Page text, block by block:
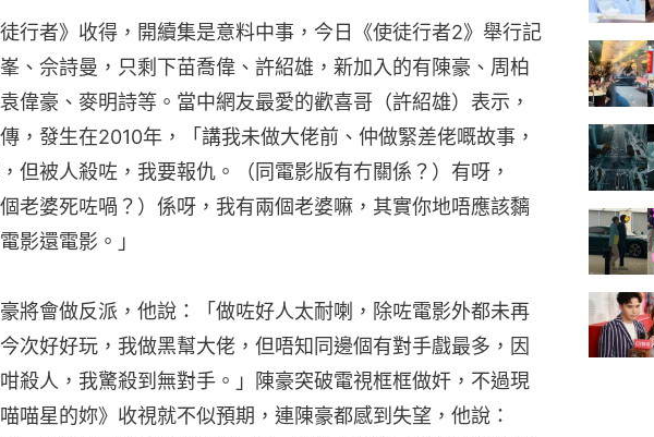
行者》收得，開續集是意料中事，今日《使徒行者2》舉行記
、佘詩曼，只剩下苗喬偉、許紹雄，新加入的有陳豪、周柏
偉豪、麥明詩等。當中網友最愛的歡喜哥（許紹雄）表示，
，發生在2010年，「講我未做大佬前、仲做緊差佬嘅故事，
但被人殺咗，我要報仇。（同電影版有冇關係？）有呀，
個老婆死咗喎？）係呀，我有兩個老婆嘛，其實你地唔應該黐
影還電影。」
將會做反派，他說：「做咗好人太耐喇，除咗電影外都未再
次好好玩，我做黑幫大佬，但唔知同邊個有對手戲最多，因
殺人，我驚殺到無對手。」陳豪突破電視框框做奸，不過現
喵星的妳》收視就不似預期，連陳豪都感到失望，他說：